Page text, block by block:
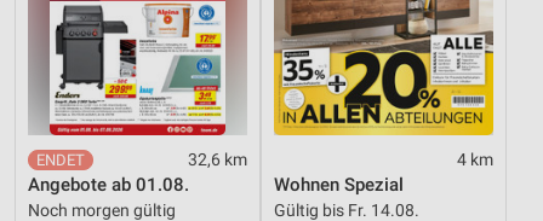
32,6 km
Angebote ab 01.08.
Noch morgen gültig
4 km
Wohnen Spezial
Gültig bis Fr. 14.08.